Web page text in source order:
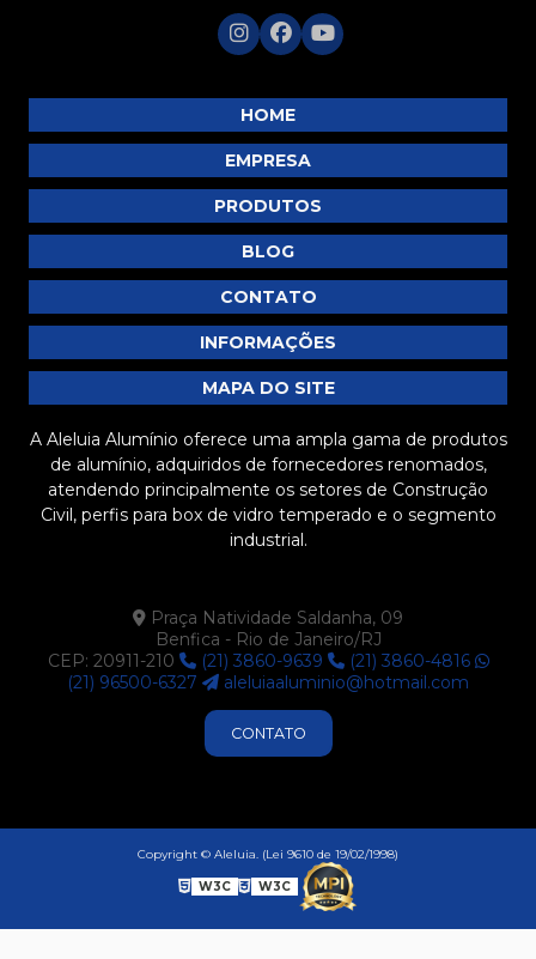
HOME
EMPRESA
PRODUTOS
BLOG
CONTATO
INFORMAÇÕES
MAPA DO SITE
A Aleluia Alumínio oferece uma ampla gama de produtos
de alumínio, adquiridos de fornecedores renomados,
atendendo principalmente os setores de Construção
Civil, perfis para box de vidro temperado e o segmento
industrial.
Praça Natividade Saldanha, 09
Benfica - Rio de Janeiro/RJ
CEP: 20911-210
(21) 3860-9639
(21) 3860-4816
(21) 96500-6327
aleluiaaluminio@hotmail.com
CONTATO
Copyright © Aleluia. (Lei 9610 de 19/02/1998)
W3C W3C